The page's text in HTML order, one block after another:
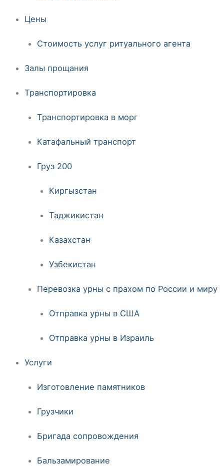
Цены
Стоимость услуг ритуального агента
Залы прощания
Транспортировка
Транспортировка в морг
Катафальный транспорт
Груз 200
Киргызстан
Таджикистан
Казахстан
Узбекистан
Перевозка урны с прахом по России и миру
Отправка урны в США
Отправка урны в Израиль
Услуги
Изготовление памятников
Грузчики
Бригада сопровождения
Бальзамирование